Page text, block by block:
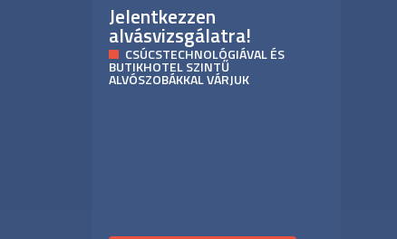
Jelentkezzen
alvásvizsgálatra!
CSÚCSTECHNOLÓGIÁVAL ÉS
BUTIKHOTEL SZINTŰ
ALVÓSZOBÁKKAL VÁRJUK